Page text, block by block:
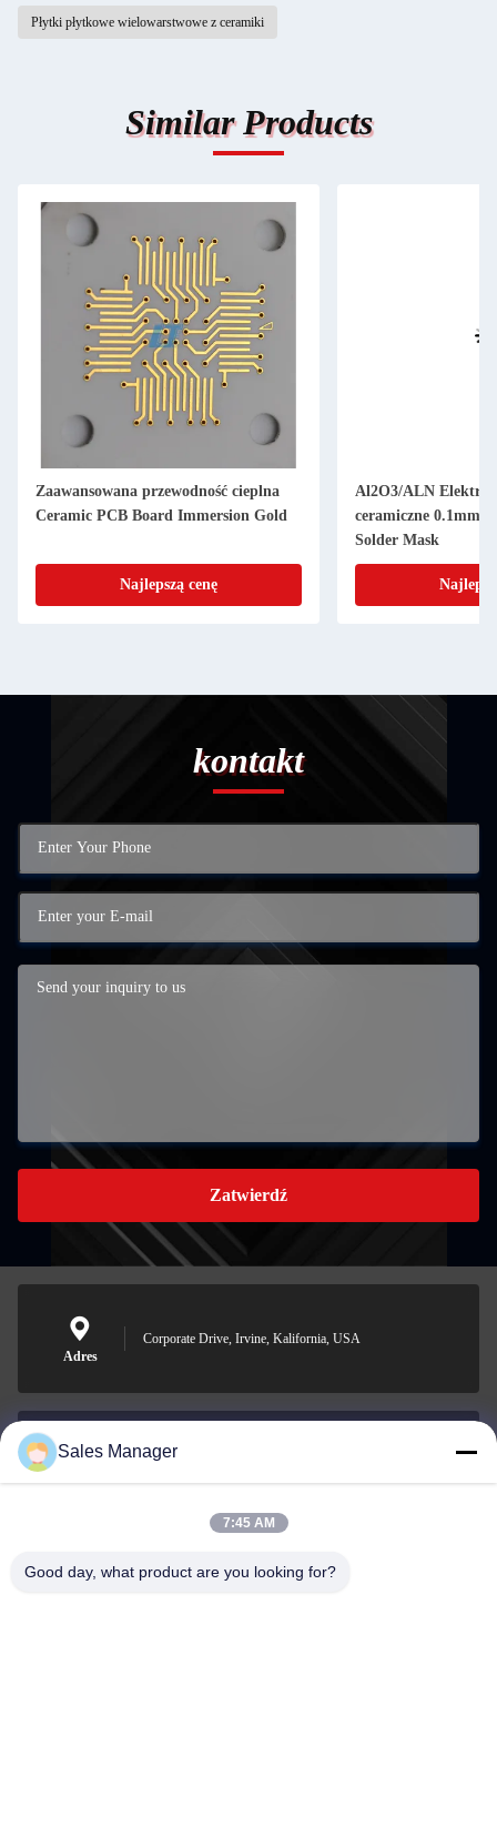
Płytki płytkowe wielowarstwowe z ceramiki
Similar Products
Zaawansowana przewodność cieplna
Ceramic PCB Board Immersion Gold
Najlepszą cenę
Al2O3/ALN
ceramiczne 0.1mm
Solder Mask
kontakt
Zatwierdź
Adres
Corporate Drive, Irvine, Kalifornia, USA
Wiadomość
Sales Manager
7:45 AM
Good day, what product are you looking for?